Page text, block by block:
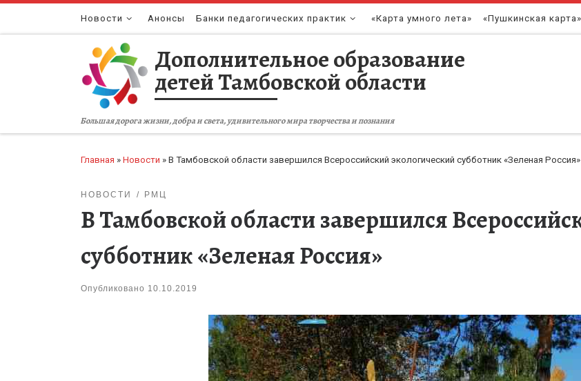
Перейти к содержимому
Новости Анонсы Банки педагогических практик «Карта умного лета» «Пушкинская карта»
Дополнительное образование
детей Тамбовской области
Большая дорога жизни, добра и света, удивительного мира творчества и познания
Главная » Новости » В Тамбовской области завершился Всероссийский экологический субботник «Зеленая Россия»
НОВОСТИ РМЦ
В Тамбовской области завершился
субботник «Зеленая Россия»
Опубликовано 10.10.2019